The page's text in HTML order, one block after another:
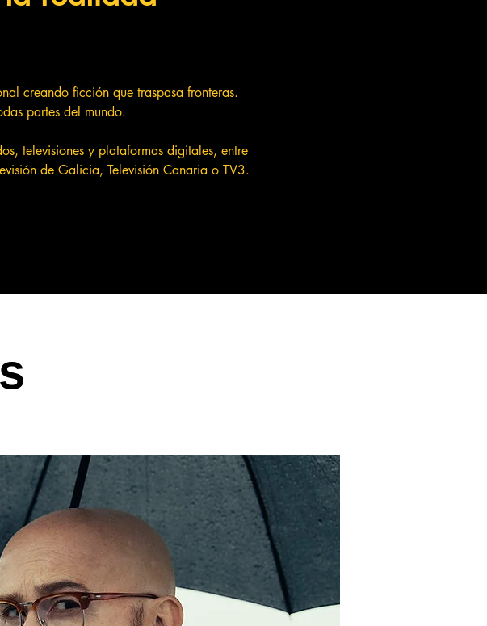
creando ficción que traspasa fronteras.
partes del mundo.
televisiones y plataformas digitales, entre
de Galicia, Televisión Canaria o TV3.